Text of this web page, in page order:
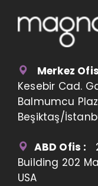
Merkez
Kesebir Cad.
Balmumcu
Beşiktaş/
ABD Ofis :
Building 202
USA